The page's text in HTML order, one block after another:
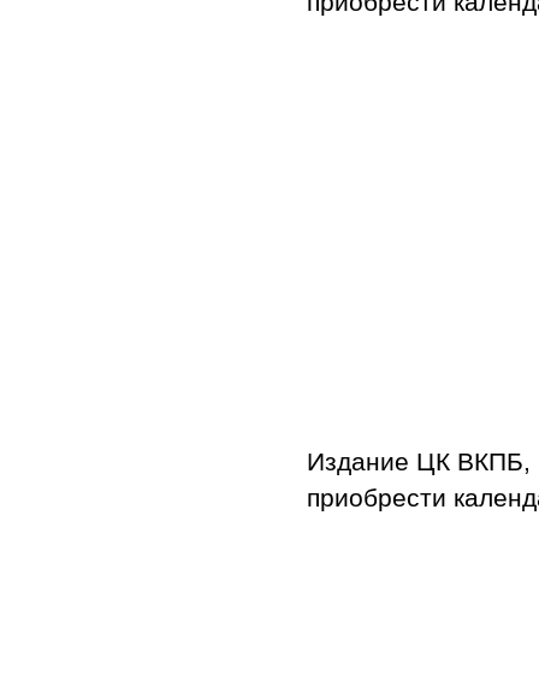
Издание ЦК ВКПБ,
приобрести